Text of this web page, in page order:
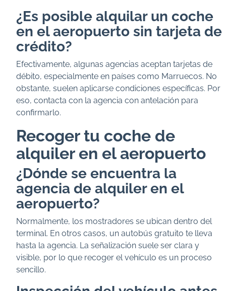
¿Es posible alquilar un coche
en el aeropuerto sin tarjeta de
crédito?
Efectivamente, algunas agencias aceptan tarjetas de
débito, especialmente en países como Marruecos. No
obstante, suelen aplicarse condiciones específicas. Por
eso, contacta con la agencia con antelación para
confirmarlo.
Recoger tu coche de
alquiler en el aeropuerto
¿Dónde se encuentra la
agencia de alquiler en el
aeropuerto?
Normalmente, los mostradores se ubican dentro del
terminal. En otros casos, un autobús gratuito te lleva
hasta la agencia. La señalización suele ser clara y
visible, por lo que recoger el vehículo es un proceso
sencillo.